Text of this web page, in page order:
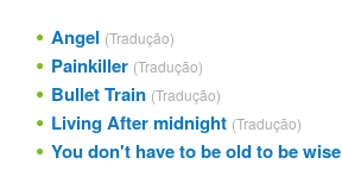
Angel (Tradução)
Painkiller (Tradução)
Bullet Train (Tradução)
Living After midnight (Tradução)
You don't have to be old to be wise